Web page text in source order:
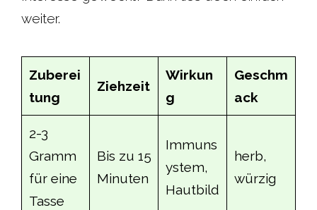
weiter.
Zuberei
tung
Ziehzeit
Wirkun
g
Geschm
ack
2-3
Gramm
für eine
Tasse
Bis zu 15
Minuten
Immuns
ystem,
Hautbild
herb,
würzig